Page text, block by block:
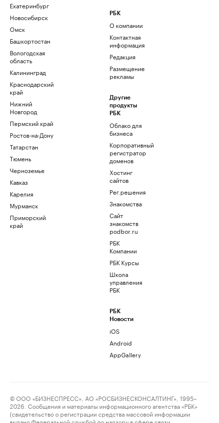
Екатеринбург
Новосибирск
Омск
Башкортостан
Вологодская
область
Калининград
Краснодарский
край
Нижний
Новгород
Пермский край
Ростов-на-Дону
Татарстан
Тюмень
Черноземье
Кавказ
Карелия
Мурманск
Приморский
край
РБК
О компании
Контактная
информация
Редакция
Размещение
рекламы
Другие
продукты
РБК
Облако для
бизнеса
Корпоративный
регистратор
доменов
Хостинг
сайтов
Рег.решения
Знакомства
Сайт
знакомств
podbor.ru
РБК
Компании
РБК Курсы
Школа
управления
РБК
РБК
Новости
iOS
Android
AppGallery
© ООО «БИЗНЕСПРЕСС», АО «РОСБИЗНЕСКОНСАЛТИНГ», 1995–
2026. Сообщения и материалы информационного агентства «РБК»
(свидетельство о регистрации средства массовой информации